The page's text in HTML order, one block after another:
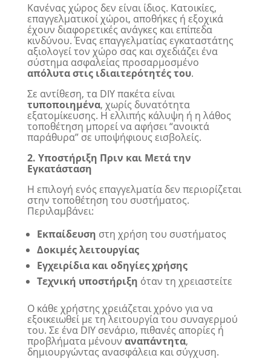
Κανένας χώρος δεν είναι ίδιος. Κατοικίες,
επαγγελματικοί χώροι, αποθήκες ή εξοχικά
έχουν διαφορετικές ανάγκες και επίπεδα
κινδύνου. Ένας επαγγελματίας εγκαταστάτης
αξιολογεί τον χώρο σας και σχεδιάζει ένα
σύστημα ασφαλείας προσαρμοσμένο
απόλυτα στις ιδιαιτερότητές του.
Σε αντίθεση, τα DIY πακέτα είναι
τυποποιημένα, χωρίς δυνατότητα
εξατομίκευσης. Η ελλιπής κάλυψη ή η λάθος
τοποθέτηση μπορεί να αφήσει “ανοικτά
παράθυρα” σε υποψήφιους εισβολείς.
2. Υποστήριξη Πριν και Μετά την
Εγκατάσταση
Η επιλογή ενός επαγγελματία δεν περιορίζεται
στην τοποθέτηση του συστήματος.
Περιλαμβάνει:
Εκπαίδευση στη χρήση του συστήματος
Δοκιμές λειτουργίας
Εγχειρίδια και οδηγίες χρήσης
Τεχνική υποστήριξη όταν τη χρειαστείτε
Ο κάθε χρήστης χρειάζεται χρόνο για να
εξοικειωθεί με τη λειτουργία του συναγερμού
του. Σε ένα DIY σενάριο, πιθανές απορίες ή
προβλήματα μένουν αναπάντητα,
δημιουργώντας ανασφάλεια και σύγχυση.